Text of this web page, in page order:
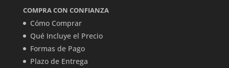
COMPRA CON CONFIANZA
Cómo Comprar
Qué Incluye el Precio
Formas de Pago
Plazo de Entrega